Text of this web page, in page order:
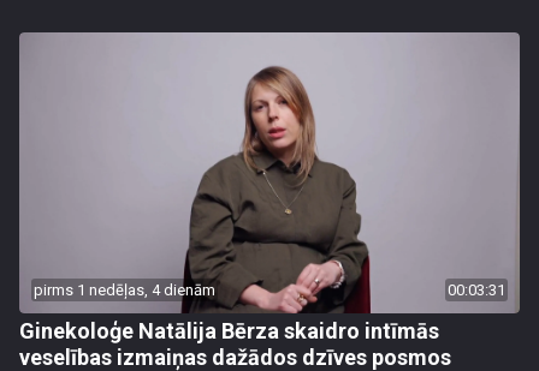
pirms 1 nedēļas, 4 dienām 00:03:31
Ginekoloģe Natālija Bērza skaidro intīmās
veselības izmaiņas dažādos dzīves posmos